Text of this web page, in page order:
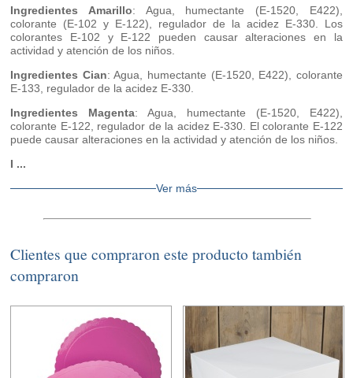
Ingredientes Amarillo: Agua, humectante (E-1520, E422),
colorante (E-102 y E-122), regulador de la acidez E-330. Los
colorantes E-102 y E-122 pueden causar alteraciones en la
actividad y atención de los niños.
Ingredientes Cian: Agua, humectante (E-1520, E422), colorante
E-133, regulador de la acidez E-330.
Ingredientes Magenta: Agua, humectante (E-1520, E422),
colorante E-122, regulador de la acidez E-330. El colorante E-122
puede causar alteraciones en la actividad y atención de los niños.
I ...
Ver más
Clientes que compraron este producto también
compraron